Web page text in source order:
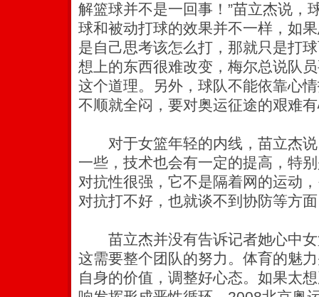
解篮球并不是一回事！”苗立杰说，
球和被动打球的效果并不一样，如
是自己思考该怎么打，那就只是打
想上的东西很难改变，梅尔总说队
这个道理。另外，球队不能依靠心
不顺就全闷，要对奥运征途的艰难
对于女篮年轻的内线，苗立杰说
一些，技术也会有一定的提高，特
对抗性很强，它不是隔着网的运动
对抗打不好，也就谈不到协防等方
苗立杰并没有告诉记者她心中女
这需要整个团队的努力。体育的魅
自身的价值，调整好心态。如果太